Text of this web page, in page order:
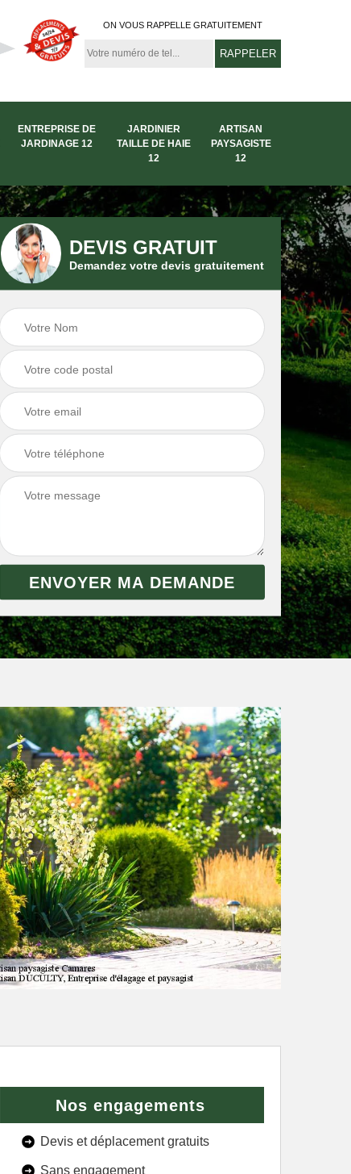
ON VOUS RAPPELLE GRATUITEMENT
ENTREPRISE DE
JARDINAGE 12
JARDINIER
TAILLE DE HAIE
12
ARTISAN
PAYSAGISTE
12
DEVIS GRATUIT
Demandez votre devis gratuitement
Nos engagements
Devis et déplacement gratuits
Sans engagement